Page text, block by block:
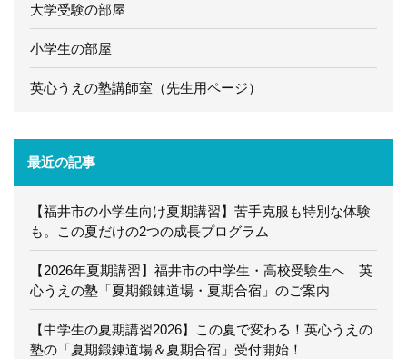
大学受験の部屋
小学生の部屋
英心うえの塾講師室（先生用ページ）
最近の記事
【福井市の小学生向け夏期講習】苦手克服も特別な体験
も。この夏だけの2つの成長プログラム
【2026年夏期講習】福井市の中学生・高校受験生へ｜英
心うえの塾「夏期鍛錬道場・夏期合宿」のご案内
【中学生の夏期講習2026】この夏で変わる！英心うえの
塾の「夏期鍛錬道場＆夏期合宿」受付開始！